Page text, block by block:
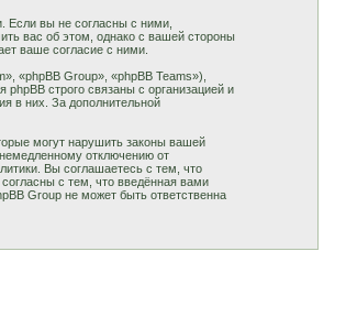
Если вы не согласны с ними,
вас об этом, однако с вашей стороны
ваше согласие с ними.
«phpBB Group», «phpBB Teams»),
строго связаны с организацией и
в них. За дополнительной
могут нарушить законы вашей
отключению от
Вы соглашаетесь с тем, что
с тем, что введённая вами
Group не может быть ответственна